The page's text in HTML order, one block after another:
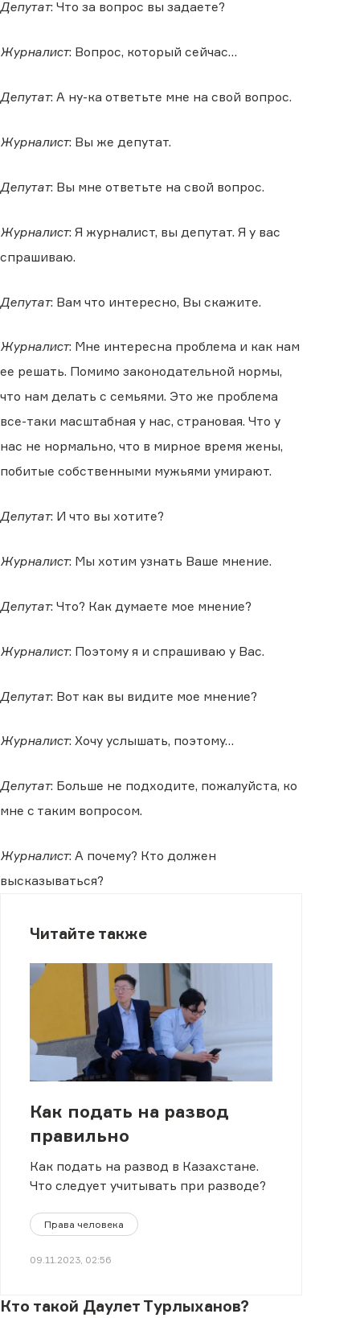
Депутат: Что за вопрос вы задаете?
Журналист: Вопрос, который сейчас…
Депутат: А ну-ка ответьте мне на свой вопрос.
Журналист: Вы же депутат.
Депутат: Вы мне ответьте на свой вопрос.
Журналист: Я журналист, вы депутат. Я у вас
спрашиваю.
Депутат: Вам что интересно, Вы скажите.
Журналист: Мне интересна проблема и как нам
ее решать. Помимо законодательной нормы,
что нам делать с семьями. Это же проблема
все-таки масштабная у нас, страновая. Что у
нас не нормально, что в мирное время жены,
побитые собственными мужьями умирают.
Депутат: И что вы хотите?
Журналист: Мы хотим узнать Ваше мнение.
Депутат: Что? Как думаете мое мнение?
Журналист: Поэтому я и спрашиваю у Вас.
Депутат: Вот как вы видите мое мнение?
Журналист: Хочу услышать, поэтому…
Депутат: Больше не подходите, пожалуйста, ко
мне с таким вопросом.
Журналист: А почему? Кто должен
высказываться?
Читайте также
Как подать на развод
правильно
Как подать на развод в Казахстане.
Что следует учитывать при разводе?
Права человека
09.11.2023, 02:56
Кто такой Даулет Турлыханов?